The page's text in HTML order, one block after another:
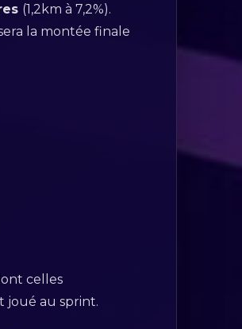
(1,2km à 7,2%).
la montée finale
celles
joué au sprint.